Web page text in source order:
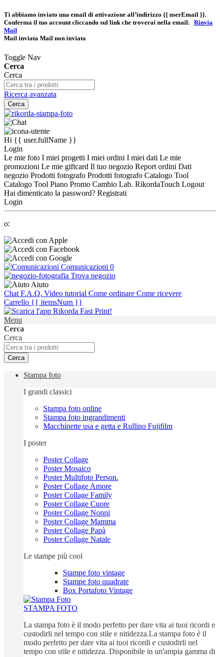
Ti abbiamo inviato una email di attivazione all’indirizzo {{ userEmail }}.
Conferma il tuo account cliccando sul link che troverai nella email. Rinvia
Mail
Mail inviata Mail non inviata
Toggle Nav
Cerca
Cerca
Ricerca avanzata
Cerca
Hi {{ user.fullName }}
Login
Le mie foto I miei progetti I miei ordini I miei dati Le mie
promozioni Le mie giftcard Il tuo negozio Report ordini Dati
negozio Prodotti fotografo Prodotti fotografo Catalogo Tool
Catalogo Tool Piano Promo Cambio Lab. RikordaTouch Logout
Hai dimenticato la password? Registrati
Login
o:
Comunicazioni 0
Trova negozio
Aiuto
Chat F.A.Q. Video tutorial Come ordinare Come ricevere
Carrello {{ itemsNum }}
Menu
Cerca
Cerca
Cerca
Stampa foto
I grandi classici
Stampa foto online
Stampa foto ingrandimenti
Macchinette usa e getta e Rullino Fujifilm
I poster
Poster Collage
Poster Mosaico
Poster Multifoto Person.
Poster Collage Amore
Poster Collage Family
Poster Collage Cuore
Poster Collage Nonni
Poster Collage Mamma
Poster Collage Papà
Poster Collage Natale
Le stampe più cool
Stampe foto vintage
Stampe foto quadrate
Box Portafoto Vintage
STAMPA FOTO
La stampa foto è il modo perfetto per dare vita ai tuoi ricordi e
custodirli nel tempo con stile e nitidezza.La stampa foto è il
modo perfetto per dare vita ai tuoi ricordi e custodirli nel
tempo con stile e nitidezza. Disponibile in un'ampia gamma di